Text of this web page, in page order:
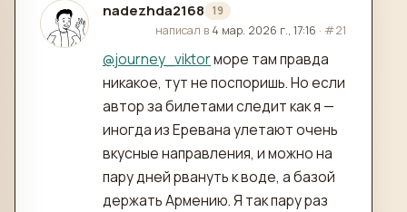
nadezhda2168 19
отредактировано
написал в 4 мар. 2026 г., 17:16 · #21
@journey_viktorморе там правда
никакое, тут не поспоришь. Но если
автор за билетами следит как я —
иногда из Еревана улетают очень
вкусные направления, и можно на
пару дней рвануть к воде, а базой
держать Армению. Я так пару раз